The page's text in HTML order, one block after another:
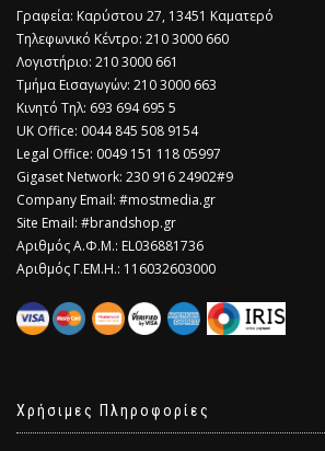
Γραφεία: Καρύστου 27, 13451 Καματερό
Τηλεφωνικό Κέντρο: 210 3000 660
Λογιστήριο: 210 3000 661
Τμήμα Εισαγωγών: 210 3000 663
Κινητό Τηλ: 693 694 695 5
​UK Office: 0044 845 508 9154
Legal Office: 0049 151 118 05997
Gigaset Network: 230 916 24902#9
Company Email: #mostmedia.gr
Site Email: #brandshop.gr
Αριθμός Α.Φ.Μ.: EL036881736
Αριθμός Γ.ΕΜ.Η.: 116032603000
Χρήσιμες Πληροφορίες